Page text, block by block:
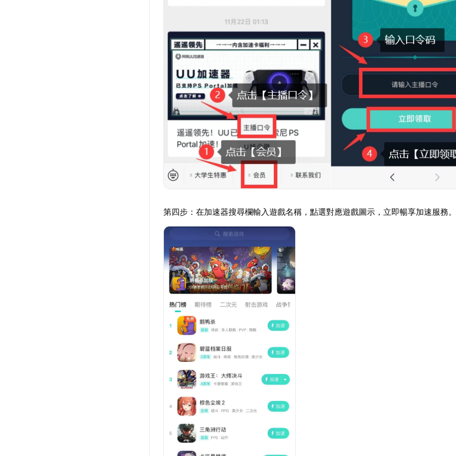
第四步：在加速器搜尋欄輸入遊戲名稱，點選對應遊戲圖示，立即暢享加速服務